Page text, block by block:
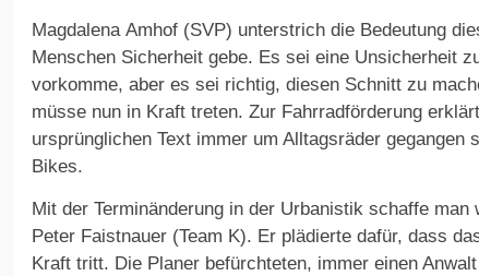
Magdalena Amhof (SVP) unterstrich die Bedeutung
Menschen Sicherheit gebe. Es sei eine Unsicherheit
vorkomme, aber es sei richtig, diesen Schnitt zu
müsse nun in Kraft treten. Zur Fahrradförderung
ursprünglichen Text immer um Alltagsräder gegangen
Bikes.
Mit der Terminänderung in der Urbanistik schaffe man
Peter Faistnauer (Team K). Er plädierte dafür, dass
Kraft tritt. Die Planer befürchteten, immer einen